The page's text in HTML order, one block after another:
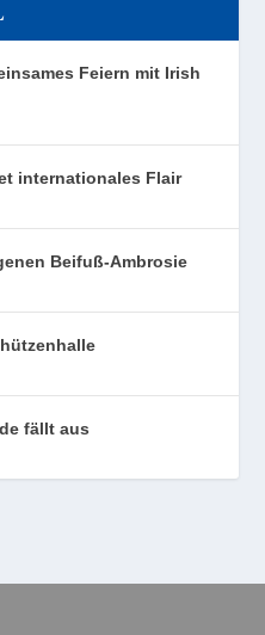
Feiern mit Irish
internationales Flair
Beifuß-Ambrosie
fällt aus